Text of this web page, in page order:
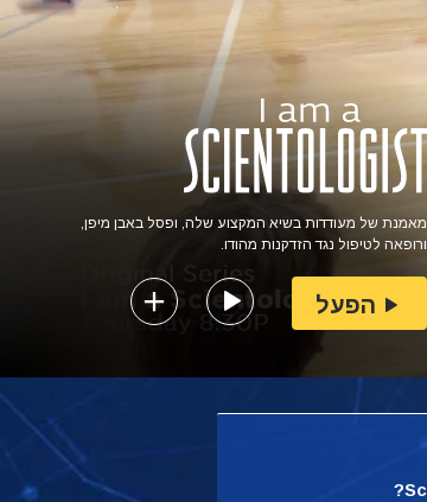
מאמנת של מעודדות בשיא המקצוע שלה, ופסל באבן מיפן,
ורופאה לטיפול נגד הזדקנות מהודו.
הפעל